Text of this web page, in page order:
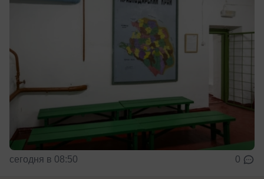
сегодня в 08:50 0